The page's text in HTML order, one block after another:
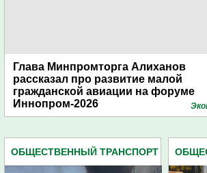
Глава Минпромторга Алиханов
рассказал про развитие малой
гражданской авиации на форуме
Иннопром-2026
ОБЩЕСТВЕННЫЙ ТРАНСПОРТ